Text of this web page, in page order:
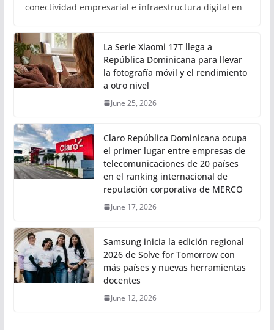
conectividad empresarial e infraestructura digital en
La Serie Xiaomi 17T llega a
República Dominicana para llevar
la fotografía móvil y el rendimiento
a otro nivel
June 25, 2026
Claro República Dominicana ocupa
el primer lugar entre empresas de
telecomunicaciones de 20 países
en el ranking internacional de
reputación corporativa de MERCO
June 17, 2026
Samsung inicia la edición regional
2026 de Solve for Tomorrow con
más países y nuevas herramientas
docentes
June 12, 2026